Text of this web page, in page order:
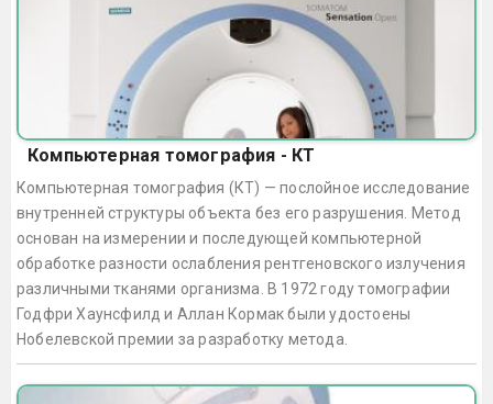
Компьютерная томография - КТ
Компьютерная томография (КТ) — послойное исследование
внутренней структуры объекта без его разрушения. Метод
основан на измерении и последующей компьютерной
обработке разности ослабления рентгеновского излучения
различными тканями организма. В 1972 году томографии
Годфри Хаунсфилд и Аллан Кормак были удостоены
Нобелевской премии за разработку метода.